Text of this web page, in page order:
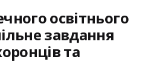
освітнього
завдання
та